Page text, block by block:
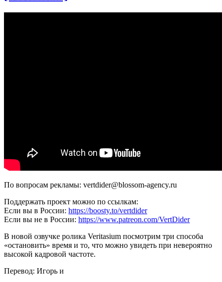
По вопросам рекламы: vertdider@blossom-agency.ru
Поддержать проект можно по ссылкам:
Если вы в России: https://boosty.to/vertdider
Если вы не в России: https://www.patreon.com/VertDider
В новой озвучке ролика Veritasium посмотрим три способа
«остановить» время и то, что можно увидеть при невероятно
высокой кадровой частоте.
Перевод: Игорь и